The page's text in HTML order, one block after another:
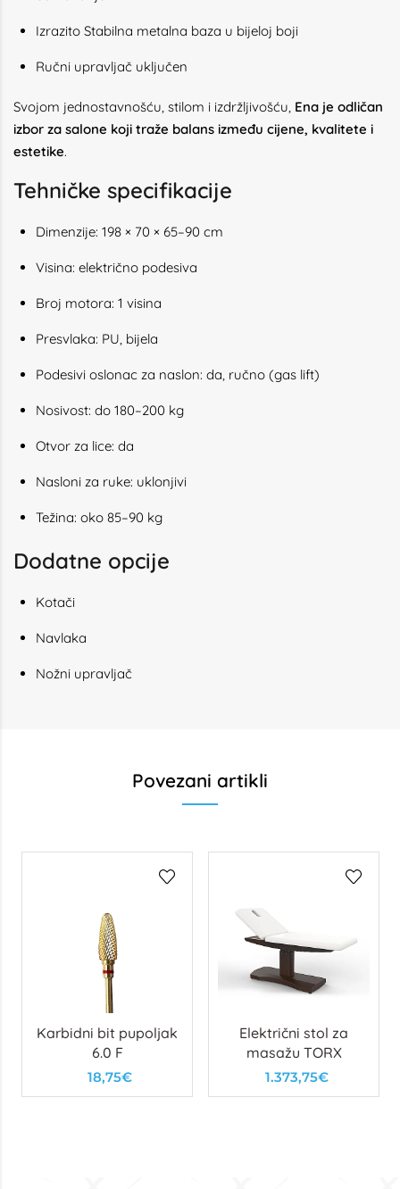
Izrazito Stabilna metalna baza u bijeloj boji
Ručni upravljač uključen
Svojom jednostavnošću, stilom i izdržljivošću, Ena je odličan
izbor za salone koji traže balans između cijene, kvalitete i
estetike.
Tehničke specifikacije
Dimenzije: 198 × 70 × 65–90 cm
Visina: električno podesiva
Broj motora: 1 visina
Presvlaka: PU, bijela
Podesivi oslonac za naslon: da, ručno (gas lift)
Nosivost: do 180–200 kg
Otvor za lice: da
Nasloni za ruke: uklonjivi
Težina: oko 85–90 kg
Dodatne opcije
Kotači
Navlaka
Nožni upravljač
Povezani artikli
Karbidni bit pupoljak
6.0 F
18,75€
Električni stol za
masažu TORX
1.373,75€